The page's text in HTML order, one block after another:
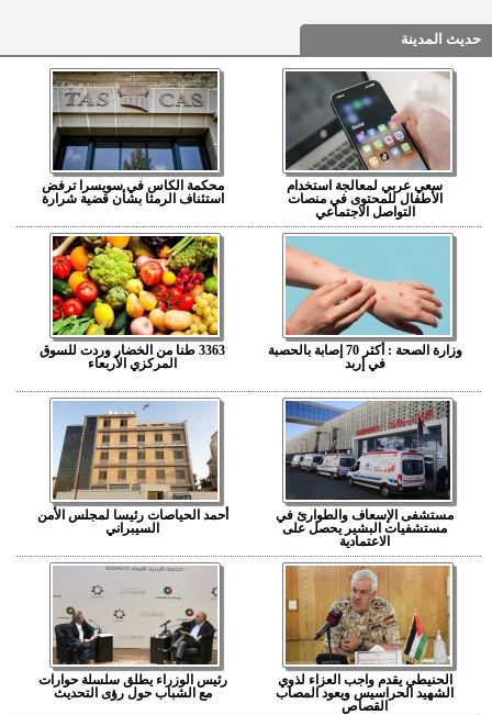
حديث المدينة
سعي عربي لمعالجة استخدام
الأطفال للمحتوى في منصات
التواصل الاجتماعي
محكمة الكاس في سويسرا ترفض
استئناف الرمثا بشأن قضية شرارة
وزارة الصحة : أكثر 70 إصابة بالحصبة
في إربد
3363 طنا من الخضار وردت للسوق
المركزي الأربعاء
مستشفى الإسعاف والطوارئ في
مستشفيات البشير يحصل على
الاعتمادية
أحمد الحياصات رئيسا لمجلس الأمن
السيبراني
الحنيطي يقدم واجب العزاء لذوي
الشهيد الحراسيس ويعود المصاب
القصاص
رئيس الوزراء يطلق سلسلة حوارات
مع الشباب حول رؤى التحديث